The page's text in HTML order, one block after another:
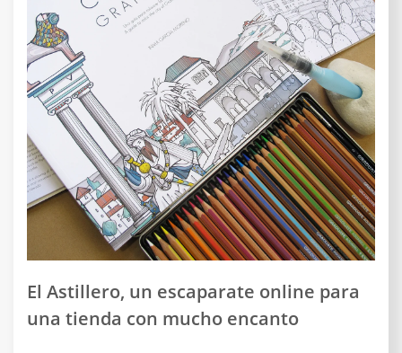
El Astillero, un escaparate online para
una tienda con mucho encanto